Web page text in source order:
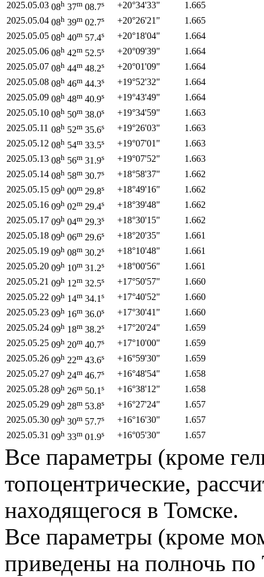
2025.05.03 08h 37m 08.7s +20°34'33"
1.665
2025.05.04 08h 39m 02.7s +20°26'21"
1.665
2025.05.05 08h 40m 57.4s +20°18'04"
1.664
2025.05.06 08h 42m 52.5s +20°09'39"
1.664
2025.05.07 08h 44m 48.2s +20°01'09"
1.664
2025.05.08 08h 46m 44.3s +19°52'32"
1.664
2025.05.09 08h 48m 40.9s +19°43'49"
1.664
2025.05.10 08h 50m 38.0s +19°34'59"
1.663
2025.05.11 08h 52m 35.6s +19°26'03"
1.663
2025.05.12 08h 54m 33.5s +19°07'01"
1.663
2025.05.13 08h 56m 31.9s +19°07'52"
1.663
2025.05.14 08h 58m 30.7s +18°58'37"
1.662
2025.05.15 09h 00m 29.8s +18°49'16"
1.662
2025.05.16 09h 02m 29.4s +18°39'48"
1.662
2025.05.17 09h 04m 29.3s +18°30'15"
1.662
2025.05.18 09h 06m 29.6s +18°20'35"
1.661
2025.05.19 09h 08m 30.2s +18°10'48"
1.661
2025.05.20 09h 10m 31.2s +18°00'56"
1.661
2025.05.21 09h 12m 32.5s +17°50'57"
1.660
2025.05.22 09h 14m 34.1 s +17°40'52"
1.660
2025.05.23 09h 16m 36.0s +17°30'41"
1.660
2025.05.24 09h 18m 38.2s +17°20'24"
1.659
2025.05.25 09h 20m 40.7s +17°10'00"
1.659
2025.05.26 09h 22m 43.6s +16°59'30"
1.659
2025.05.27 09h 24m 46.7s +16°48'54"
1.658
2025.05.28 09h 26m 50.1 s +16°38'12"
1.658
2025.05.29 09h 28m 53.8s +16°27'24"
1.657
2025.05.30 09h 30m 57.7s +16°16'30"
1.657
2025.05.31 09h 33m 01.9s +16°05'30" 1.657
Все параметры (кроме
топоцентрические,
находящегося в Томске.
Все параметры (кроме
приведены на полночь